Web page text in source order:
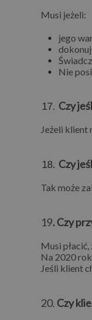
Musi jeżeli:
jego
Nie
Czy
Jeżeli klient
Czy
Tak może
19. Czy
Musi
Na 2020
Jeśli klient
20. Czy